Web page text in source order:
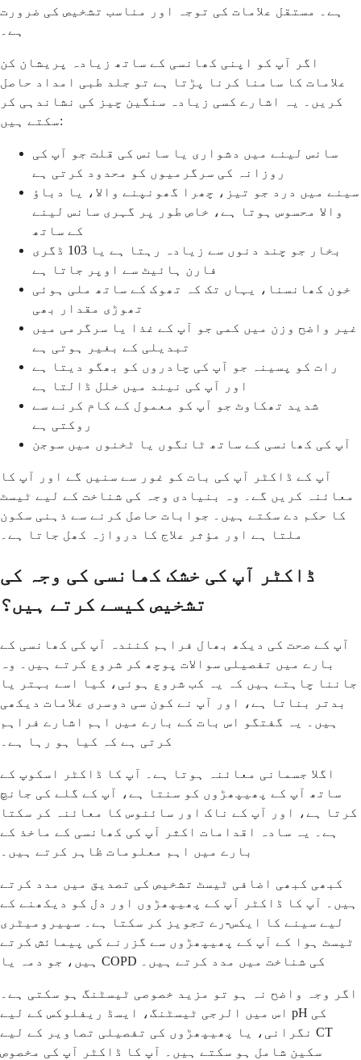
ہے۔ مستقل علامات کی توجہ اور مناسب تشخیص کی ضرورت
ہے۔
اگر آپ کو اپنی کھانسی کے ساتھ زیادہ پریشان کن
علامات کا سامنا کرنا پڑتا ہے تو جلد طبی امداد حاصل
کریں۔ یہ اشارے کسی زیادہ سنگین چیز کی نشاندہی کر
سکتے ہیں:
سانس لینے میں دشواری یا سانس کی قلت جو آپ کی
روزانہ کی سرگرمیوں کو محدود کرتی ہے
سینے میں درد جو تیز، چھرا گھونپنے والا، یا دباؤ
والا محسوس ہوتا ہے، خاص طور پر گہری سانس لینے
کے ساتھ
بخار جو چند دنوں سے زیادہ رہتا ہے یا 103 ڈگری
فارن ہائیٹ سے اوپر جاتا ہے
خون کھانسنا، یہاں تک کہ تھوک کے ساتھ ملی ہوئی
تھوڑی مقدار بھی
غیر واضح وزن میں کمی جو آپ کے غذا یا سرگرمی میں
تبدیلی کے بغیر ہوتی ہے
رات کو پسینہ جو آپ کی چادروں کو بھگو دیتا ہے
اور آپ کی نیند میں خلل ڈالتا ہے
شدید تھکاوٹ جو آپ کو معمول کے کام کرنے سے
روکتی ہے
آپ کی کھانسی کے ساتھ ٹانگوں یا ٹخنوں میں سوجن
آپ کے ڈاکٹر آپ کی بات کو غور سے سنیں گے اور آپ کا
معائنہ کریں گے۔ وہ بنیادی وجہ کی شناخت کے لیے ٹیسٹ
کا حکم دے سکتے ہیں۔ جوابات حاصل کرنے سے ذہنی سکون
ملتا ہے اور مؤثر علاج کا دروازہ کھل جاتا ہے۔
ڈاکٹر آپ کی خشک کھانسی کی وجہ کی
تشخیص کیسے کرتے ہیں؟
آپ کے صحت کی دیکھ بھال فراہم کنندہ آپ کی کھانسی کے
بارے میں تفصیلی سوالات پوچھ کر شروع کرتے ہیں۔ وہ
جاننا چاہتے ہیں کہ یہ کب شروع ہوئی، کیا اسے بہتر یا
بدتر بناتا ہے، اور آپ نے کون سی دوسری علامات دیکھی
ہیں۔ یہ گفتگو اس بات کے بارے میں اہم اشارے فراہم
کرتی ہے کہ کیا ہو رہا ہے۔
اگلا جسمانی معائنہ ہوتا ہے۔ آپ کا ڈاکٹر اسکوپ کے
ساتھ آپ کے پھیپھڑوں کو سنتا ہے، آپ کے گلے کی جانچ
کرتا ہے، اور آپ کے ناک اور سائنوس کا معائنہ کر سکتا
ہے۔ یہ سادہ اقدامات اکثر آپ کی کھانسی کے ماخذ کے
بارے میں اہم معلومات ظاہر کرتے ہیں۔
کبھی کبھی اضافی ٹیسٹ تشخیص کی تصدیق میں مدد کرتے
ہیں۔ آپ کا ڈاکٹر آپ کے پھیپھڑوں اور دل کو دیکھنے کے
لیے سینے کا ایکس-رے تجویز کر سکتا ہے۔ سپیرومیٹری
ٹیسٹ ہوا کے آپ کے پھیپھڑوں سے گزرنے کی پیمائش کرتے
ہیں، جو دمہ یا COPD کی شناخت میں مدد کرتے ہیں۔
اگر وجہ واضح نہ ہو تو مزید خصوصی ٹیسٹنگ ہو سکتی ہے۔
اس میں الرجی ٹیسٹنگ، ایسڈ ریفلوکس کے لیے pH کی
نگرانی، یا پھیپھڑوں کی تفصیلی تصاویر کے لیے CT
سکین شامل ہو سکتے ہیں۔ آپ کا ڈاکٹر آپ کی مخصوص